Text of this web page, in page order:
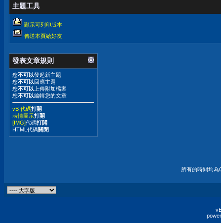
主題工具
顯示可列印版本
傳送本頁給好友
發表文章規則
您不可以發起新主題
您不可以回應主題
您不可以 上傳附加檔案
您不可以編輯您的文章
vB 代碼打開
表情圖示打開
[IMG]代碼打開
HTML代碼關閉
所有的時間均為